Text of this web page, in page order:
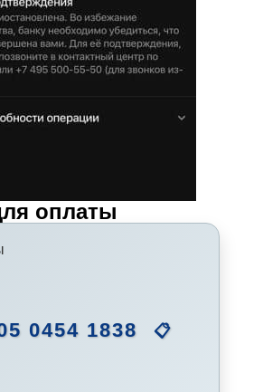
оплаты
0454 1838 📋